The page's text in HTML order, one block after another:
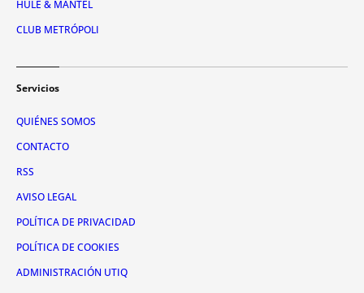
HULE & MANTEL
CLUB METRÓPOLI
Servicios
QUIÉNES SOMOS
CONTACTO
RSS
AVISO LEGAL
POLÍTICA DE PRIVACIDAD
POLÍTICA DE COOKIES
ADMINISTRACIÓN UTIQ